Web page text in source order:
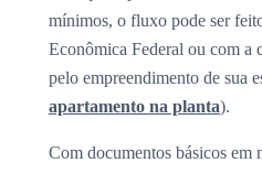
mínimos, o fluxo pode ser
Econômica Federal ou com a
pelo empreendimento de sua
apartamento na planta).
Com documentos básicos em